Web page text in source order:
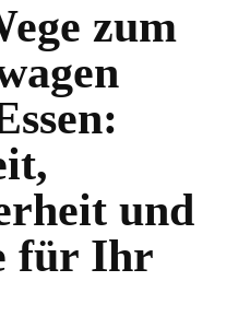
zum
und
für Ihr